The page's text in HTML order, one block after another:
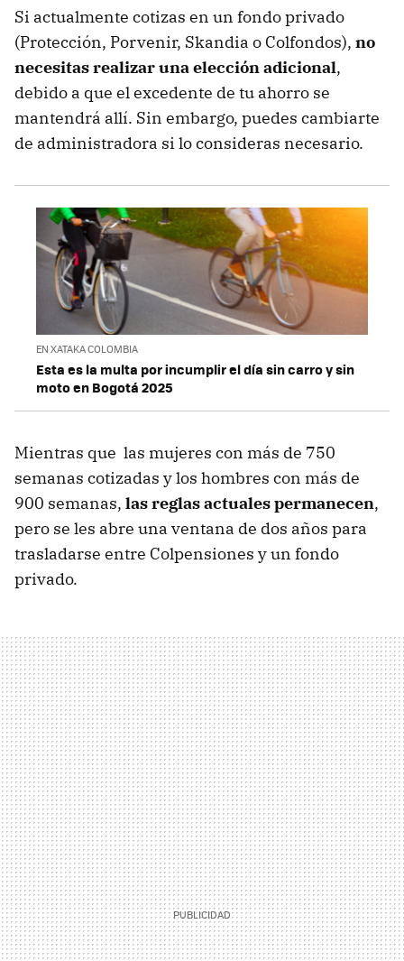
Si actualmente cotizas en un fondo privado
(Protección, Porvenir, Skandia o Colfondos), no
necesitas realizar una elección adicional,
debido a que el excedente de tu ahorro se
mantendrá allí. Sin embargo, puedes cambiarte
de administradora si lo consideras necesario.
EN XATAKA COLOMBIA
Esta es la multa por incumplir el día sin carro y sin
moto en Bogotá 2025
Mientras que las mujeres con más de 750
semanas cotizadas y los hombres con más de
900 semanas, las reglas actuales permanecen,
pero se les abre una ventana de dos años para
trasladarse entre Colpensiones y un fondo
privado.